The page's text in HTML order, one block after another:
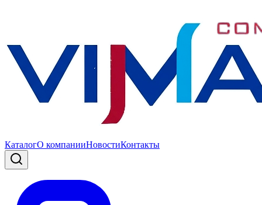
КаталогО компанииНовостиКонтакты